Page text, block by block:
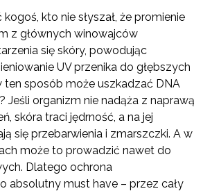
kto nie słyszał, że promienie
z głównych winowajców
się skóry, powodując
UV przenika do głębszych
ten sposób może uszkadzać DNA
Jeśli organizm nie nadąża z naprawą
skóra traci jędrność, a na jej
się przebarwienia i zmarszczki. A w
może to prowadzić nawet do
Dlatego ochrona
absolutny must have – przez cały